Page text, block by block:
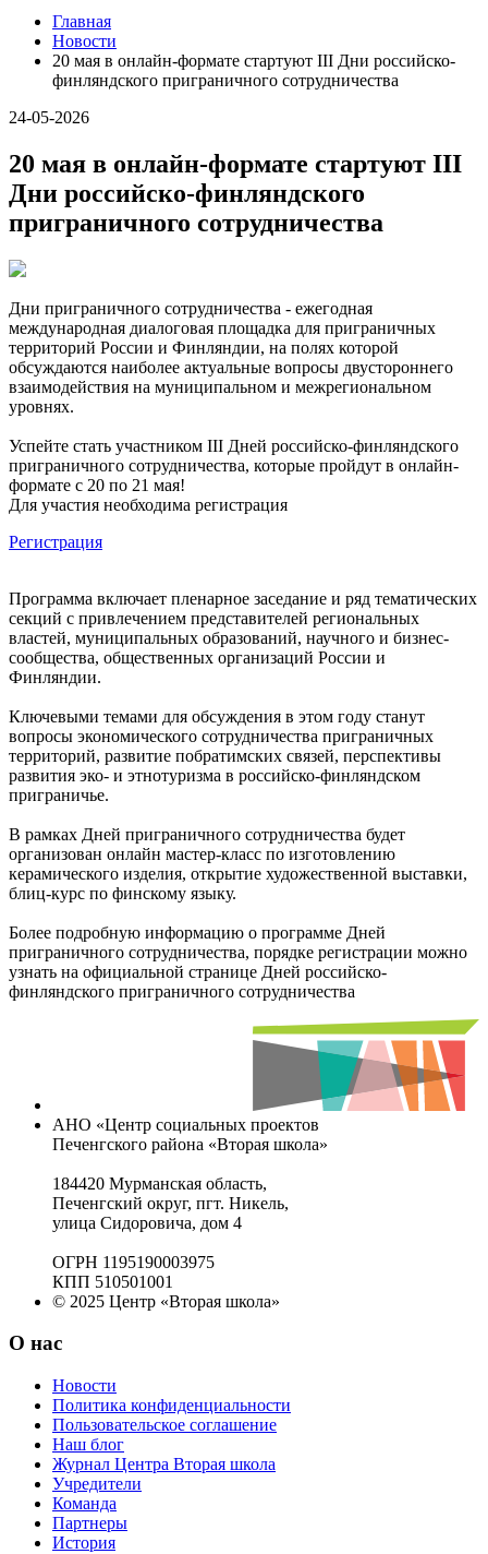
Главная
Новости
20 мая в онлайн-формате стартуют III Дни российско-
финляндского приграничного сотрудничества
24-05-2026
20 мая в онлайн-формате стартуют III
Дни российско-финляндского
приграничного сотрудничества
Дни приграничного сотрудничества - ежегодная
международная диалоговая площадка для приграничных
территорий России и Финляндии, на полях которой
обсуждаются наиболее актуальные вопросы двустороннего
взаимодействия на муниципальном и межрегиональном
уровнях.
Успейте стать участником III Дней российско-финляндского
приграничного сотрудничества, которые пройдут в онлайн-
формате с 20 по 21 мая!
Для участия необходима регистрация
Регистрация
Программа включает пленарное заседание и ряд тематических
секций с привлечением представителей региональных
властей, муниципальных образований, научного и бизнес-
сообщества, общественных организаций России и
Финляндии.
Ключевыми темами для обсуждения в этом году станут
вопросы экономического сотрудничества приграничных
территорий, развитие побратимских связей, перспективы
развития эко- и этнотуризма в российско-финляндском
приграничье.
В рамках Дней приграничного сотрудничества будет
организован онлайн мастер-класс по изготовлению
керамического изделия, открытие художественной выставки,
блиц-курс по финскому языку.
Более подробную информацию о программе Дней
приграничного сотрудничества, порядке регистрации можно
узнать на официальной странице Дней российско-
финляндского приграничного сотрудничества
АНО «Центр социальных проектов
Печенгского района «Вторая школа»
184420 Мурманская область,
Печенгский округ, пгт. Никель,
улица Сидоровича, дом 4
ОГРН 1195190003975
КПП 510501001
© 2025 Центр «Вторая школа»
О нас
Новости
Политика конфиденциальности
Пользовательское соглашение
Наш блог
Журнал Центра Вторая школа
Учредители
Команда
Партнеры
История